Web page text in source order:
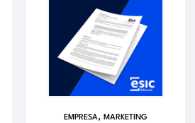
EMPRESA, MARKETING